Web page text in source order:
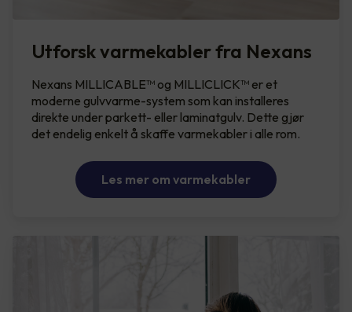
Utforsk varmekabler fra Nexans
Nexans MILLICABLE™ og MILLICLICK™ er et
moderne gulvvarme-system som kan installeres
direkte under parkett- eller laminatgulv. Dette gjør
det endelig enkelt å skaffe varmekabler i alle rom.
Les mer om varmekabler